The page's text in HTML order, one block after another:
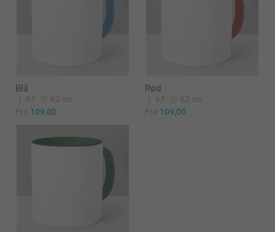
Blå
9,5 8,2 cm
Fra 109,00
Rød
9,5 8,2 cm
Fra 109,00